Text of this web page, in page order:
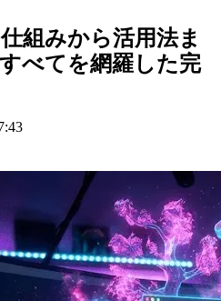
組みから活用法ま
べてを網羅した完